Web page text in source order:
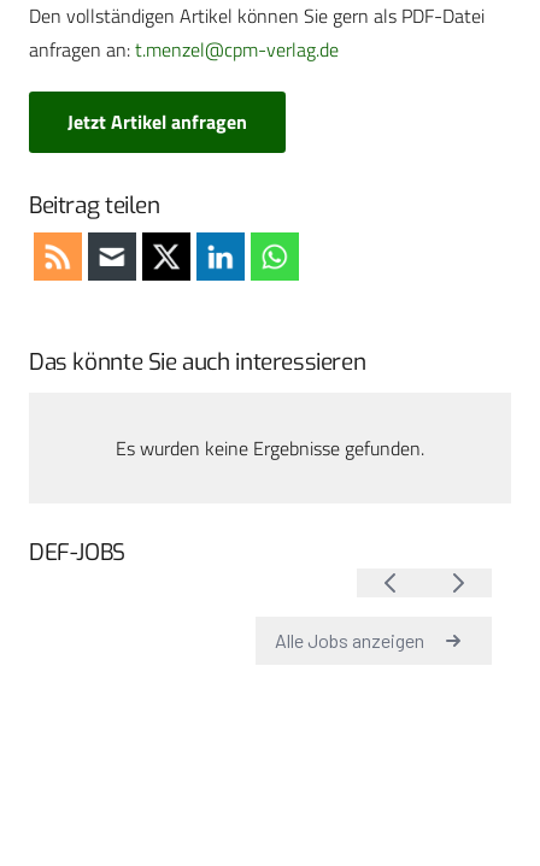
Den vollständigen Artikel können Sie gern als PDF-Datei
anfragen an:t.menzel@cpm-verlag.de
Jetzt Artikel anfragen
Beitrag teilen
Das könnte Sie auch interessieren
Es wurden keine Ergebnisse gefunden.
DEF-JOBS